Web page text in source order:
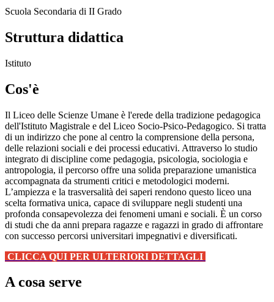
Scuola Secondaria di II Grado
Struttura didattica
Istituto
Cos'è
Il Liceo delle Scienze Umane è l'erede della tradizione pedagogica
dell'Istituto Magistrale e del Liceo Socio-Psico-Pedagogico. Si tratta
di un indirizzo che pone al centro la comprensione della persona,
delle relazioni sociali e dei processi educativi. Attraverso lo studio
integrato di discipline come pedagogia, psicologia, sociologia e
antropologia, il percorso offre una solida preparazione umanistica
accompagnata da strumenti critici e metodologici moderni.
L’ampiezza e la trasversalità dei saperi rendono questo liceo una
scelta formativa unica, capace di sviluppare negli studenti una
profonda consapevolezza dei fenomeni umani e sociali. È un corso
di studi che da anni prepara ragazze e ragazzi in grado di affrontare
con successo percorsi universitari impegnativi e diversificati.
CLICCA QUI PER ULTERIORI DETTAGLI
A cosa serve